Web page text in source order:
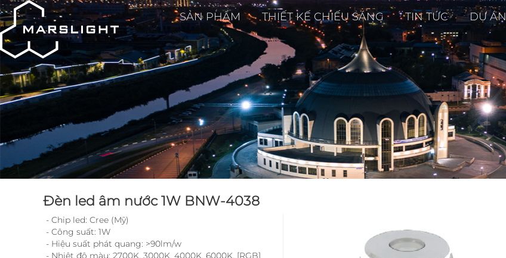
SẢN PHẨM THIẾT KẾ CHIẾU SÁNG TIN TỨC DỰ ÁN
Đèn led âm nước 1W BNW-4038
- Chip led: Cree (Mỹ)
- Công suất: 1W
- Hiệu suất phát quang: >90lm/w
- Nhiệt độ màu: 2700K, 3000K, 4000K, 6000K, [RGB]